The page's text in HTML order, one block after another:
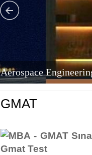
Aerospace
GMAT